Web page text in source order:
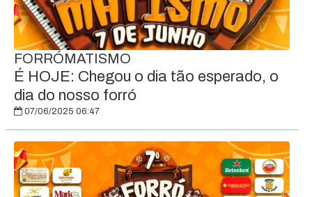
FORRÓMATISMO
É HOJE: Chegou o dia tão esperado, o
dia do nosso forró
07/06/2025 06:47